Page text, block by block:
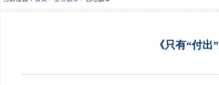
《只有“付